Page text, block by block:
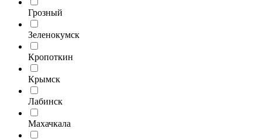
Грозный
Зеленокумск
Кропоткин
Крымск
Лабинск
Махачкала